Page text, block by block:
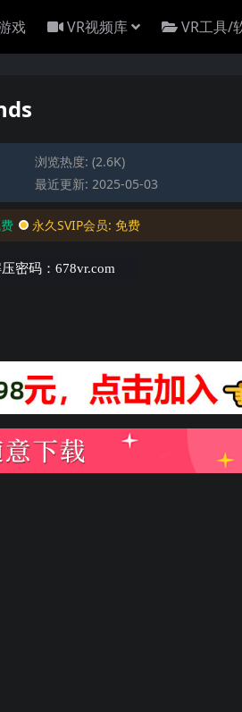
戏 VR视频库 VR工具/
浏览热度: (2.6K)
最近更新: 2025-05-03
永久SVIP会员: 免费
密码：678vr.com